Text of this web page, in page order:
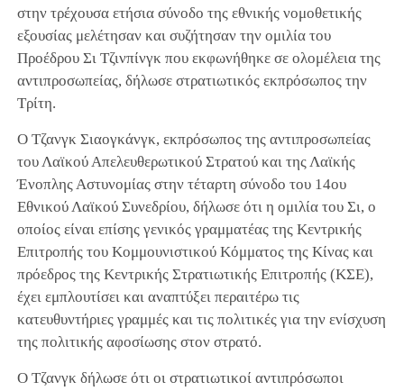
στην τρέχουσα ετήσια σύνοδο της εθνικής νομοθετικής
εξουσίας μελέτησαν και συζήτησαν την ομιλία του
Προέδρου Σι Τζινπίνγκ που εκφωνήθηκε σε ολομέλεια της
αντιπροσωπείας, δήλωσε στρατιωτικός εκπρόσωπος την
Τρίτη.
Ο Τζανγκ Σιαογκάνγκ, εκπρόσωπος της αντιπροσωπείας
του Λαϊκού Απελευθερωτικού Στρατού και της Λαϊκής
Ένοπλης Αστυνομίας στην τέταρτη σύνοδο του 14ου
Εθνικού Λαϊκού Συνεδρίου, δήλωσε ότι η ομιλία του Σι, ο
οποίος είναι επίσης γενικός γραμματέας της Κεντρικής
Επιτροπής του Κομμουνιστικού Κόμματος της Κίνας και
πρόεδρος της Κεντρικής Στρατιωτικής Επιτροπής (ΚΣΕ),
έχει εμπλουτίσει και αναπτύξει περαιτέρω τις
κατευθυντήριες γραμμές και τις πολιτικές για την ενίσχυση
της πολιτικής αφοσίωσης στον στρατό.
Ο Τζανγκ δήλωσε ότι οι στρατιωτικοί αντιπρόσωποι